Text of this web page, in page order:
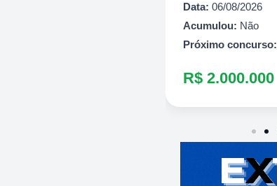
Data: 06/08/2026
Acumulou: Não
Próximo concurso:
R$ 2.000.000